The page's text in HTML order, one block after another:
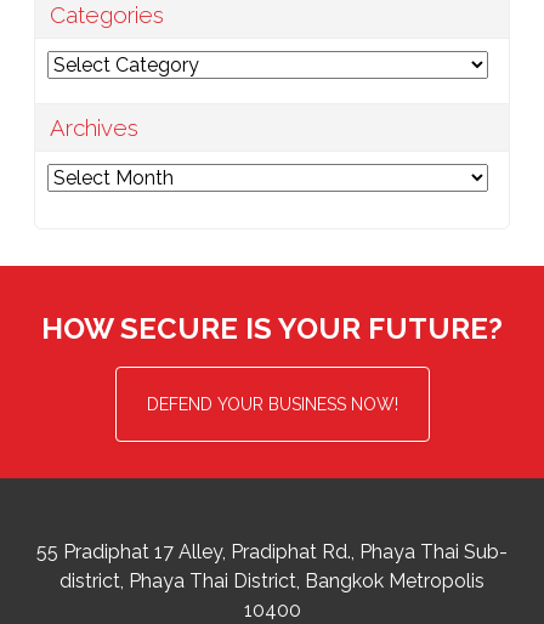
Categories
Categories
Archives
Archives
HOW SECURE IS YOUR FUTURE?
DEFEND YOUR BUSINESS NOW!
55 Pradiphat 17 Alley, Pradiphat Rd., Phaya Thai Sub-
district Phaya Thai District, Bangkok Metropolis
10400